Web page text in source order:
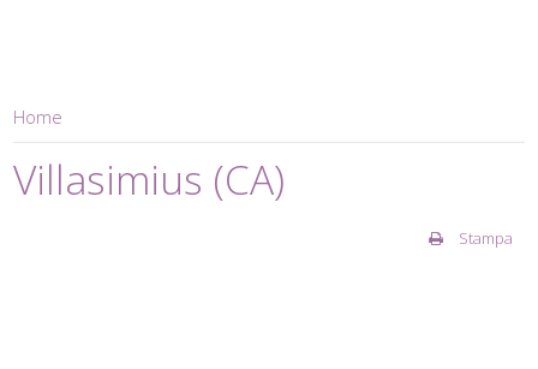
Home
Villasimius (CA)
Stampa